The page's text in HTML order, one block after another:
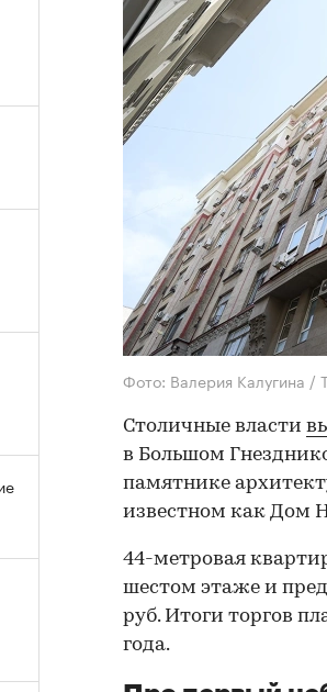
Фото: Валерия Калугина /
Столичные власти
в Большом
памятнике
известном как Дом
44-метровая
шестом этаже и
руб. Итоги торгов
года.